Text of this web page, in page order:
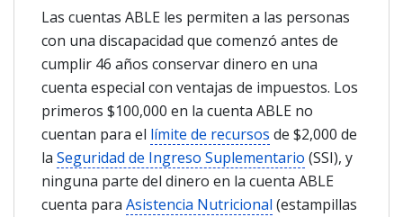
Las cuentas ABLE les permiten a las personas
con una discapacidad que comenzó antes de
cumplir 46 años conservar dinero en una
cuenta especial con ventajas de impuestos. Los
primeros $100,000 en la cuenta ABLE no
cuentan para el límite de recursos de $2,000 de
la Seguridad de Ingreso Suplementario (SSI), y
ninguna parte del dinero en la cuenta ABLE
cuenta para Asistencia Nutricional (estampillas